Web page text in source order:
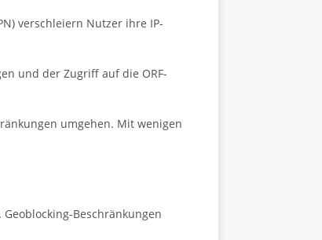
verschleiern Nutzer ihre IP-
und der Zugriff auf die ORF-
umgehen. Mit wenigen
Beschränkungen